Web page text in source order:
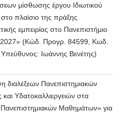
μίσθωσης έργου Ιδιωτικού
πλαίσιο της πράξης
εμπειρίας στο Πανεπιστήμιο
(Κώδ. Προγρ. 84599, Κωδ.
Ιωάννης Βενέτης)
διαλέξεων Πανεπιστημιακών
Υδατοκαλλιεργειών στα
Μαθημάτων» για